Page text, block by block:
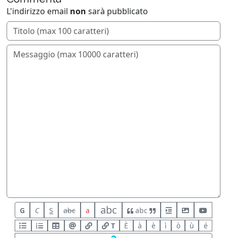
L'indirizzo email non sarà pubblicato
G C S abc a abc
abc
T
È à è ì ò ù é